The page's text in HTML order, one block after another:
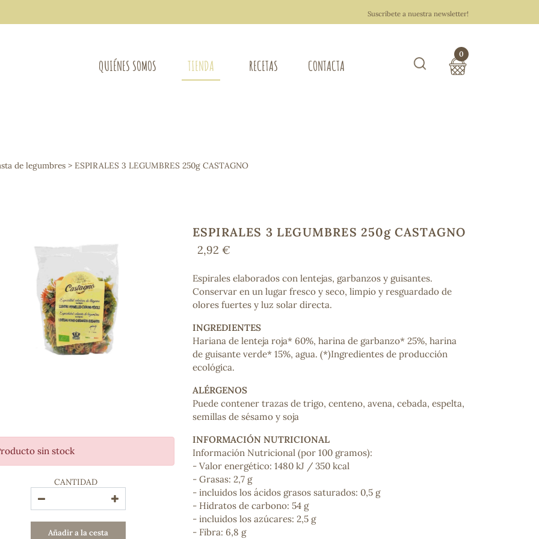
Suscríbete a nuestra newsletter!
QUIÉNES SOMOS TIENDA
Osteo-articular
Mujer
Ácidos Grasos
Depurativos
Bienestar emocional
Jalea Real
Memoria
Hierro
Deporte
Digestivos
Circulatorio, colesterol y glucosa
COSMÉTICA E HIGIENE PERSONAL
Cremas, lociones y aceites corporales
Hombre
Higiene personal
Labiales
Aceites esenciales y aromaterapia
Aceites vegetales
RECETAS CONTACTA
0
de legumbres > ESPIRALES 3 LEGUMBRES 250g CASTAGNO
sin stock
CANTIDAD
Añadir a la cesta
ESPIRALES 3 LEGUMBRES 250g CASTAGNO
2,92 €
Espirales elaborados con lentejas, garbanzos y guisantes.
Conservar en un lugar fresco y seco, limpio y resguardado de
olores fuertes y luz solar directa.
INGREDIENTES
Hariana de lenteja roja* 60%, harina de garbanzo* 25%, harina
de guisante verde* 15%, agua. (*)Ingredientes de producción
ecológica.
ALÉRGENOS
Puede contener trazas de trigo, centeno, avena, cebada, espelta,
semillas de sésamo y soja
INFORMACIÓN NUTRICIONAL
Información Nutricional (por 100 gramos):
- Valor energético: 1480 kJ / 350 kcal
- Grasas: 2,7 g
- incluidos los ácidos grasos saturados: 0,5 g
- Hidratos de carbono: 54 g
- incluidos los azúcares: 2,5 g
- Fibra: 6,8 g